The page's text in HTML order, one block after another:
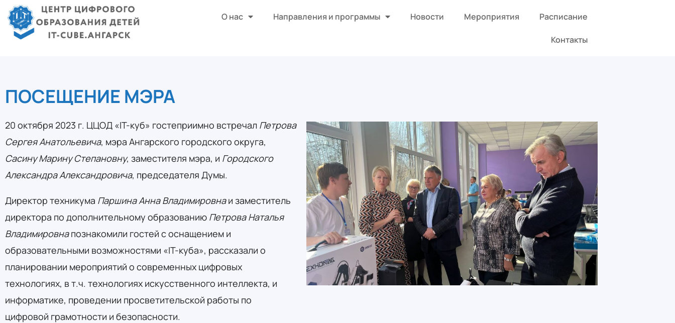
О нас Направления и программы Новости Мероприятия Расписание
Контакты
ПОСЕЩЕНИЕ МЭРА
20 октября 2023 г. ЦЦОД «IT-куб» гостеприимно встречал Петрова
Сергея Анатольевича, мэра Ангарского городского округа,
Сасину Марину Степановну, заместителя мэра, и Городского
Александра Александровича, председателя Думы.
Директор техникума Паршина Анна Владимировнаи заместитель
директора по дополнительному образованию Петрова Наталья
Владимировнапознакомили гостей с оснащением и
образовательными возможностями «IT-куба», рассказали о
планировании мероприятий о современных цифровых
технологиях, в т.ч. технологиях искусственного интеллекта, и
информатике, проведении просветительской работы по
цифровой грамотности и безопасности.